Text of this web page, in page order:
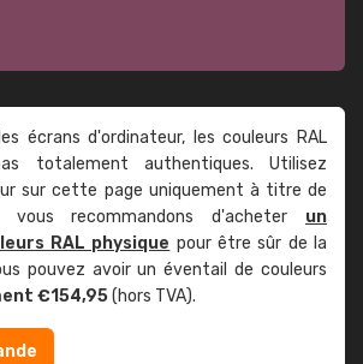
écrans d'ordinateur, les couleurs RAL
totalement authentiques. Utilisez
sur cette page uniquement à titre de
vous recommandons d'acheter un
RAL physique pour être sûr de la
pouvez avoir un éventail de couleurs
€154,95(hors TVA).